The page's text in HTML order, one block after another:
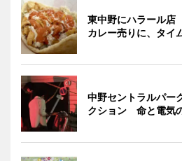
東中野にハラール
カレー売りに、タイ
中野セントラルパー
クション 命と電気